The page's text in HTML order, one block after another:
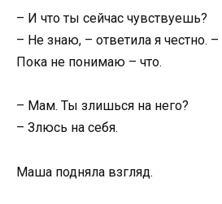
– И что ты сейчас чувствуешь?
– Не знаю, – ответила я честно.
Пока не понимаю – что.
– Мам. Ты злишься на него?
– Злюсь на себя.
Маша подняла взгляд.